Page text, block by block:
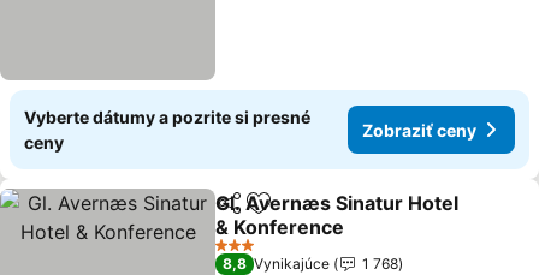
Vyberte dátumy a pozrite si presné
ceny
Zobraziť ceny
ZdieľaťPridať do obľúbených
Gl. Avernæs Sinatur Hotel
& Konference
3 Počet hviezdičiek
8,8 Vynikajúce
1 768